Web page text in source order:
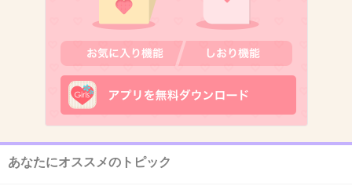
アイスコーヒー用プラスチックカップ
+7
セブン、やることなすこと悪どい事ばかりで凋
落が止まらなくなっている。好きなコンビニな
あなたにオススメのトピック